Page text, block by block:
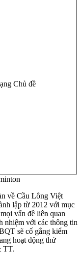
Chủ đề
về Cầu Lông Việt
lập từ 2012 với mục
vấn đề liên quan
nhiệm với các thông tin
sẽ cố gắng kiểm
hoạt động thử
TT.